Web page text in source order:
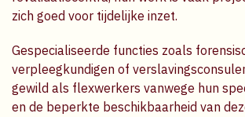
zich goed voor tijdelijke inzet.
Gespecialiseerde functies zoals
verpleegkundigen of
gewild als flexwerkers vanwege hun
en de beperkte beschikbaarheid van